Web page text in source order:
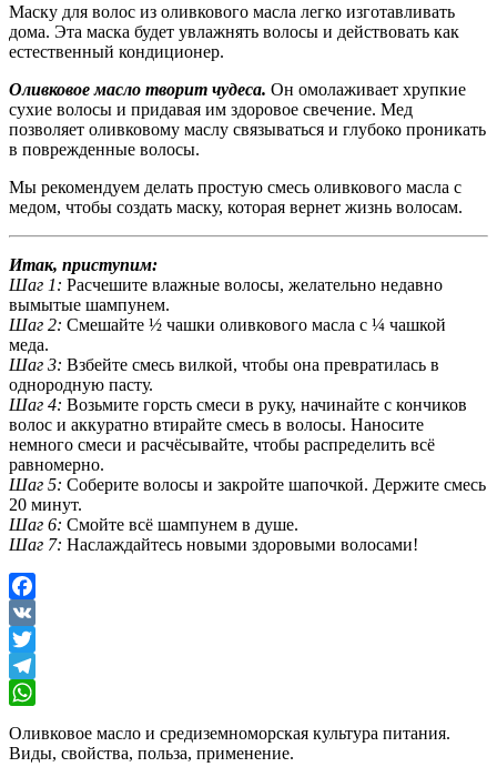
Маску для волос из оливкового масла легко изготавливать
дома. Эта маска будет увлажнять волосы и действовать как
естественный кондиционер.
Оливковое масло творит чудеса. Он омолаживает хрупкие
сухие волосы и придавая им здоровое свечение. Мед
позволяет оливковому маслу связываться и глубоко проникать
в поврежденные волосы.
Мы рекомендуем делать простую смесь оливкового масла с
медом, чтобы создать маску, которая вернет жизнь волосам.
Итак, приступим:
Шаг 1: Расчешите влажные волосы, желательно недавно
вымытые шампунем.
Шаг 2: Смешайте ½ чашки оливкового масла с ¼ чашкой
меда.
Шаг 3: Взбейте смесь вилкой, чтобы она превратилась в
однородную пасту.
Шаг 4: Возьмите горсть смеси в руку, начинайте с кончиков
волос и аккуратно втирайте смесь в волосы. Наносите
немного смеси и расчёсывайте, чтобы распределить всё
равномерно.
Шаг 5: Соберите волосы и закройте шапочкой. Держите смесь
20 минут.
Шаг 6: Смойте всё шампунем в душе.
Шаг 7: Наслаждайтесь новыми здоровыми волосами!
Facebook
VK
Twitter
Telegram
Оливковое масло и средиземноморская культура питания.
Виды, свойства, польза, применение.